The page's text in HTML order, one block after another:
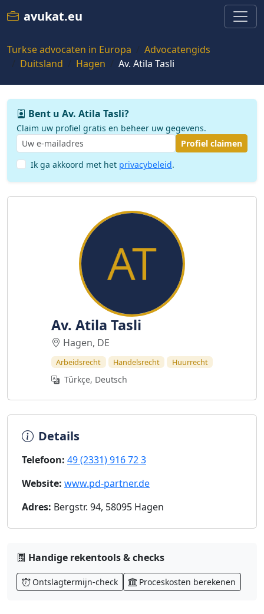
avukat.eu
Turkse advocaten in Europa
Advocatengids
Duitsland
Hagen Av. Atila Tasli
Bent u Av. Atila Tasli?
Claim uw profiel gratis en beheer uw gegevens.
Profiel claimen
Ik ga akkoord met het privacybeleid.
Av. Atila Tasli
Hagen, DE
Arbeidsrecht Handelsrecht Huurrecht
Türkçe, Deutsch
Details
Telefoon: 49 (2331) 916 72 3
Website: www.pd-partner.de
Adres: Bergstr. 94, 58095 Hagen
Handige rekentools & checks
Ontslagtermijn-check Proceskosten berekenen